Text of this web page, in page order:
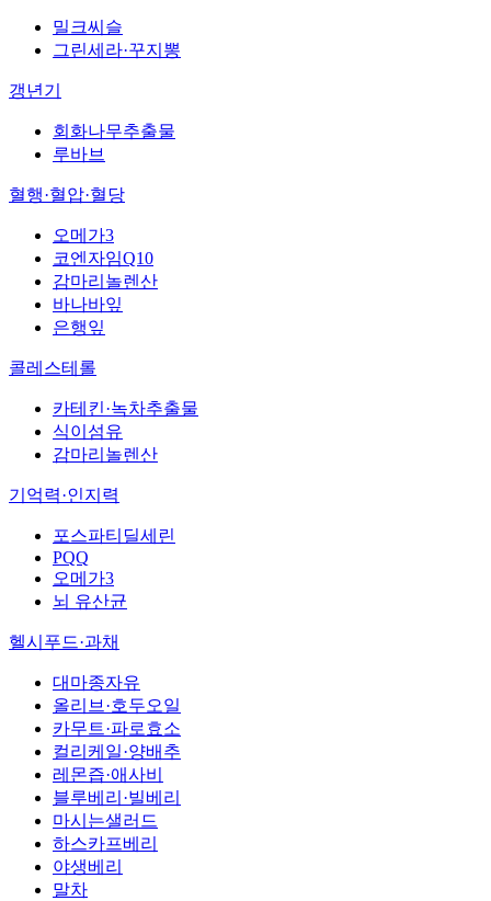
밀크씨슬
그린세라·꾸지뽕
갱년기
회화나무추출물
루바브
혈행·혈압·혈당
오메가3
코엔자임Q10
감마리놀렌산
바나바잎
은행잎
콜레스테롤
카테킨·녹차추출물
식이섬유
감마리놀렌산
기억력·인지력
포스파티딜세린
PQQ
오메가3
뇌 유산균
헬시푸드·과채
대마종자유
올리브·호두오일
카무트·파로효소
컬리케일·양배추
레몬즙·애사비
블루베리·빌베리
마시는샐러드
하스카프베리
야생베리
말차